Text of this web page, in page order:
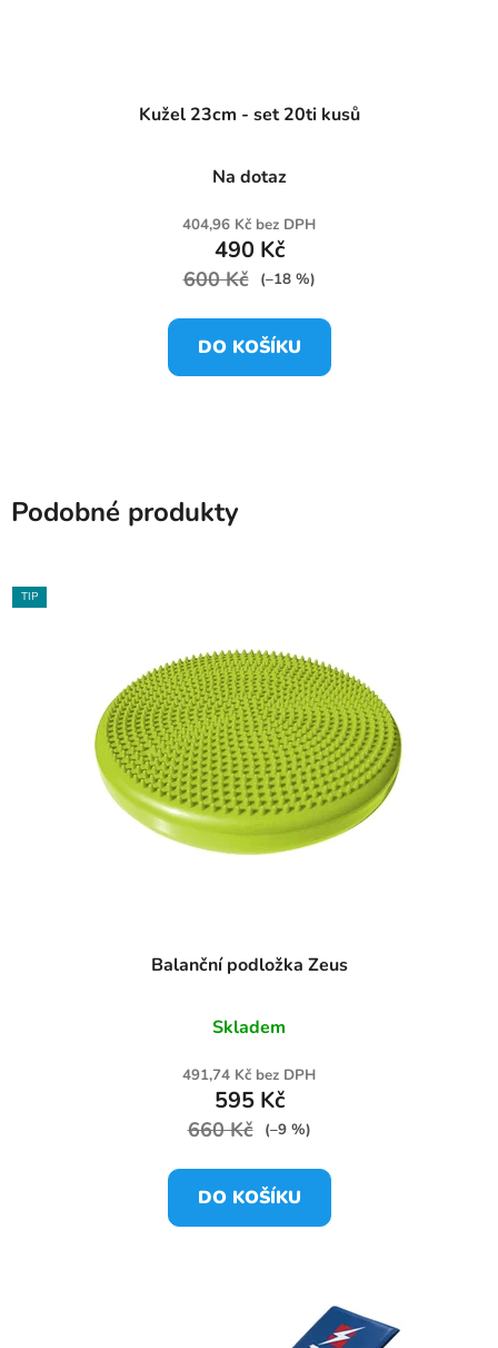
Kužel 23cm - set 20ti kusů
Na dotaz
404,96 Kč bez DPH
490 Kč
600 Kč (–18 %)
DO KOŠÍKU
Podobné produkty
TIP
Balanční podložka Zeus
Skladem
491,74 Kč bez DPH
595 Kč
660 Kč (–9 %)
DO KOŠÍKU